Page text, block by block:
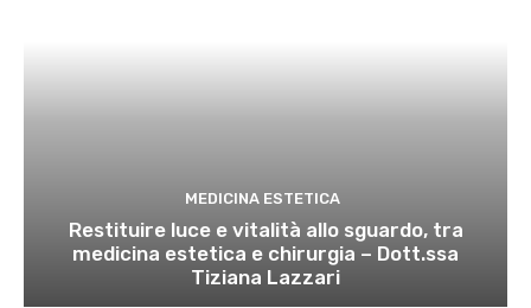
MEDICINA ESTETICA
Restituire luce e vitalità allo sguardo, tra
medicina estetica e chirurgia – Dott.ssa
Tiziana Lazzari